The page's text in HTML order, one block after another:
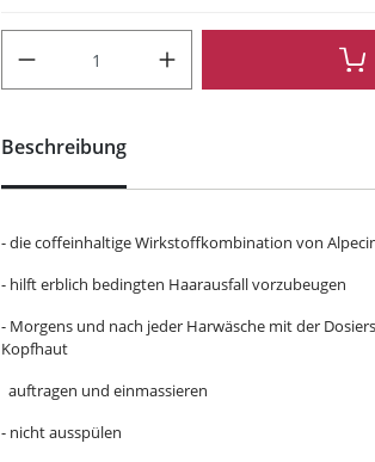
Beschreibung
- die coffeinhaltige Wirkstoffkombination von
- hilft erblich bedingten Haarausfall vorzubeugen
- Morgens und nach jeder Harwäsche mit der
Kopfhaut
auftragen und einmassieren
- nicht ausspülen